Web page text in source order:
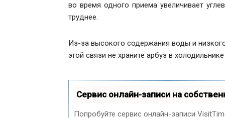
во время одного приема увеличивает
труднее.
Из-за высокого содержания воды и
этой связи не храните арбуз в
Сервис онлайн-записи на
Попробуйте сервис онлайн-записи